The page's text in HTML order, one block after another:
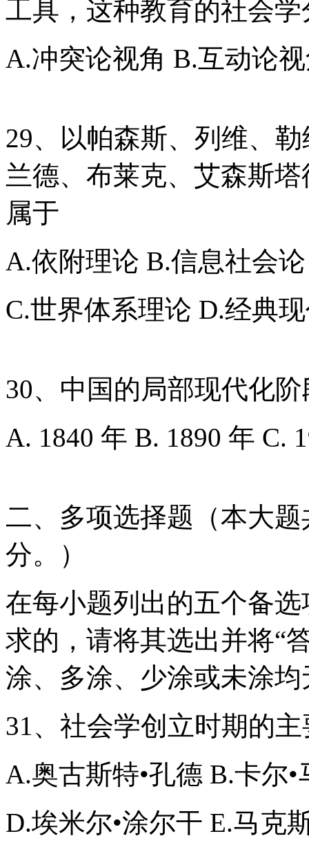
工具，这种教育的社会
A.冲突论视角 B.互动论
29、以帕森斯、列维、
兰德、布莱克、艾森斯
属于
A.依附理论 B.信息社会论
C.世界体系理论 D.经典
30、中国的局部现代化
A. 1840 年 B. 1890 年 C.
二、多项选择题（本大
分。）
在每小题列出的五个备
求的，请将其选出并将“
涂、多涂、少涂或未涂均
31、社会学创立时期的
A.奥古斯特•孔德 B.卡尔
D.埃米尔•涂尔干 E.马克